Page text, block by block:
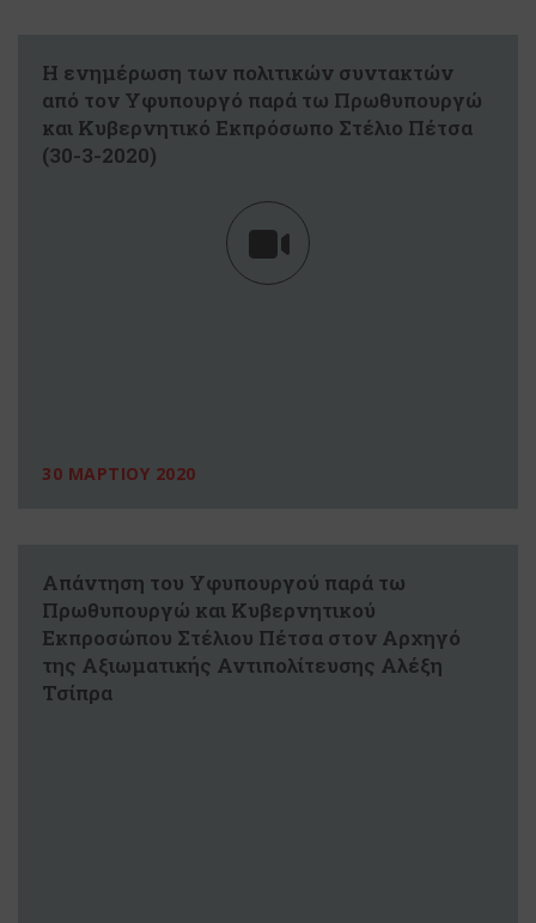
Η ενημέρωση των πολιτικών συντακτών
από τον Υφυπουργό παρά τω Πρωθυπουργώ
και Κυβερνητικό Εκπρόσωπο Στέλιο Πέτσα
(30-3-2020)
30 ΜΑΡΤΙΟΥ 2020
Απάντηση του Υφυπουργού παρά τω
Πρωθυπουργώ και Κυβερνητικού
Εκπροσώπου Στέλιου Πέτσα στον Αρχηγό
της Αξιωματικής Αντιπολίτευσης Αλέξη
Τσίπρα